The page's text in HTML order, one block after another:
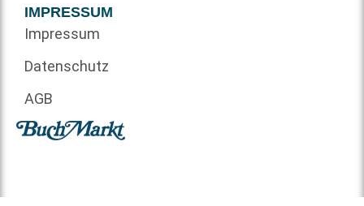
IMPRESSUM
Impressum
Datenschutz
AGB